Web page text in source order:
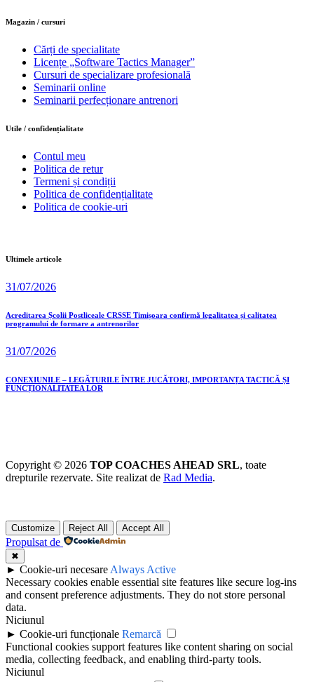
Magazin / cursuri
Cărți de specialitate
Licențe „Software Tactics Manager”
Cursuri de specializare profesională
Seminarii online
Seminarii perfecționare antrenori
Utile / confidențialitate
Contul meu
Politica de retur
Termeni și condiții
Politica de confidențialitate
Politica de cookie-uri
Ultimele articole
31/07/2026
Acreditarea Școlii Postliceale CRSSE Timișoara confirmă legalitatea și calitatea
programului de formare a antrenorilor
31/07/2026
CONEXIUNILE – LEGĂTURILE ÎNTRE JUCĂTORI, IMPORTANȚA TACTICĂ ȘI
FUNCȚIONALITATEA LOR
Copyright © 2026 TOP COACHES AHEAD SRL, toate
drepturile rezervate. Site realizat de Rad Media.
Customize Reject All Accept All
Propulsat de
✖
► Cookie-uri necesare Always Active
Necessary cookies enable essential site features like secure log-ins
and consent preference adjustments. They do not store personal
data.
Niciunul
► Cookie-uri funcționale Remarcă
Functional cookies support features like content sharing on social
media, collecting feedback, and enabling third-party tools.
Niciunul